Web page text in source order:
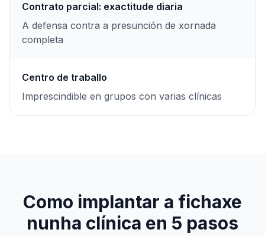
Contrato parcial: exactitude diaria
A defensa contra a presunción de xornada
completa
Centro de traballo
Imprescindible en grupos con varias clínicas
Como implantar a fichaxe
nunha clínica en 5 pasos